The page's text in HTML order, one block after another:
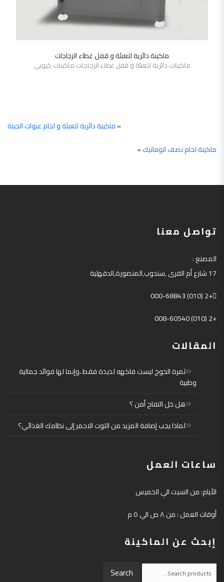
SHOW DETAILS
ماكينة دائرية لتعبئة و قفل غطاء الزجاجات
ماكينات دائرية لتعبئة و قفل غطاء الزجاجات ماكينات كيوبى
«ماكينة دائرية لتعبئة و لحام عبوات الجبنة
ماكينة لحام نصف اتوماتيك»
تواصل معنا
المصنع:
17شارع أم القرى,سندوب,المنصورة,الدقهلية
+2 (010) 000-68843
+2 (010) 008-60540
المقالات
ثمرة الخوخ ليست فاكهه لذيذة فقط ،وإنما لها فوائد جمالية
وطبية
هل خل التفاح أمن ؟
لماذا يجب إضافة المزيد من التوت الاحمر إلى نظامك الغذائي؟
ساعات العمل
الأيام: من السبت الي الخميس
أوقات العمل : من ٨ ص الي ٥ م
إبحث عن الماكينة
Search
for:
Search